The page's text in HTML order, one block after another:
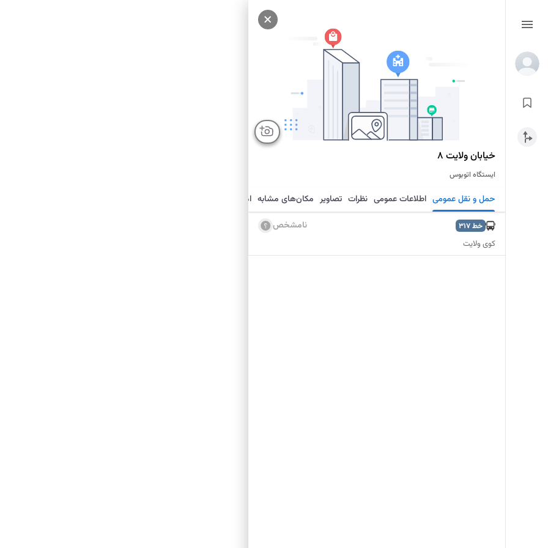
خیابان ولایت 8
ایستگاه اتوبوس
حمل و نقل عمومی اطلاعات عمومی نظرات تصاویر مکان‌های مشابه امکانات نزدیک
خط317 نامشخص
کوی ولایت